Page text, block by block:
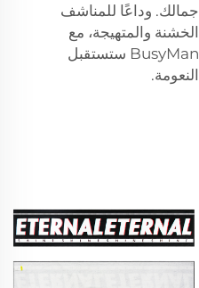
جمالك. وداعًا للمناشف
الخشنة والمتهيجة، مع
BusyMan ستستقبل
النعومة.